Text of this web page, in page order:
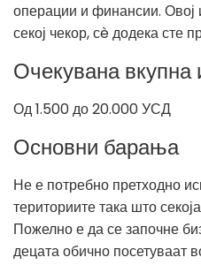
операции и финансии. Овој
секој чекор, сè додека сте
Очекувана вкупна
Од 1.500 до 20.000 УСД
Основни барања
Не е потребно претходно
териториите така што
Пожелно е да се започне
децата обично посетуваат